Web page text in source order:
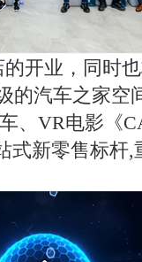
开业，同时
的汽车之家空
、VR电影《
式新零售标杆